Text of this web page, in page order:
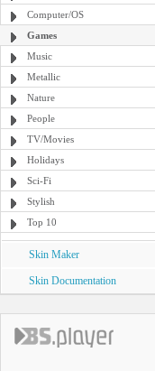
Computer/OS
Games
Music
Metallic
Nature
People
TV/Movies
Holidays
Sci-Fi
Stylish
Top 10
Skin Maker
Skin Documentation